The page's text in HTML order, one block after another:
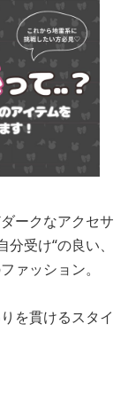
ークなアクセサ
受け“の良い、
ァッション。
を貫けるスタイ